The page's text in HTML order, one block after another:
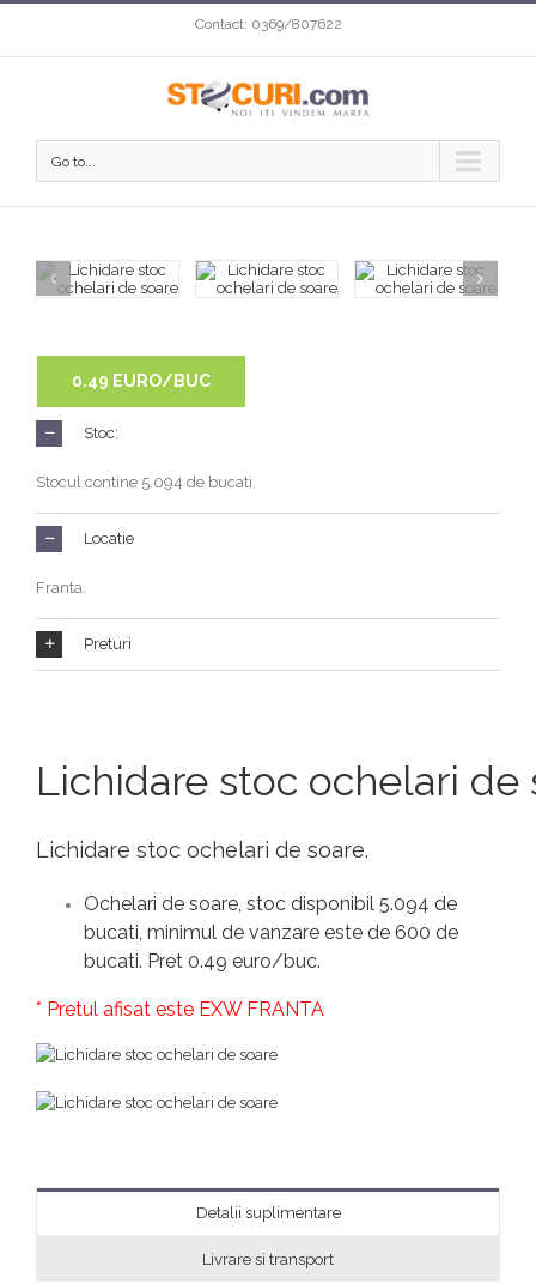
Contact: 0369/807622
Go to...
0.49 EURO/BUC
Stoc:
Stocul contine 5.094 de bucati.
Locatie
Franta.
Preturi
Lichidare stoc ochelari de
Lichidare stoc ochelari de soare.
Ochelari de soare, stoc disponibil 5.094 de
bucati, minimul de vanzare este de 600 de
bucati. Pret 0.49 euro/buc.
* Pretul afisat este EXW FRANTA
Detalii suplimentare
Livrare si transport